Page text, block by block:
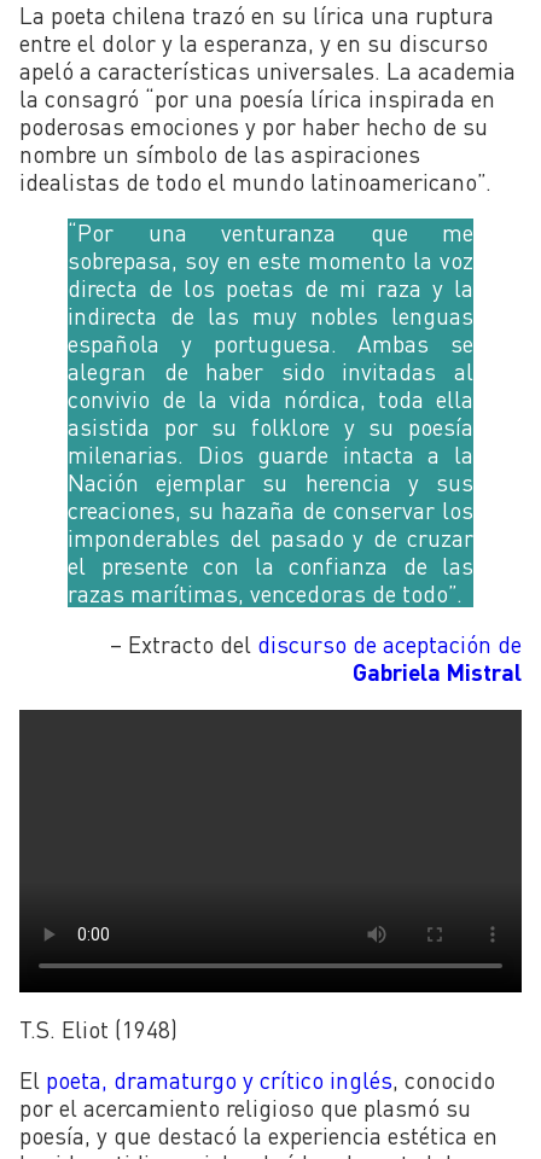
La poeta chilena trazó en su lírica una ruptura
entre el dolor y la esperanza, y en su discurso
apeló a características universales. La academia
la consagró “por una poesía lírica inspirada en
poderosas emociones y por haber hecho de su
nombre un símbolo de las aspiraciones
idealistas de todo el mundo latinoamericano”.
“Por una venturanza que me
sobrepasa, soy en este momento la voz
directa de los poetas de mi raza y la
indirecta de las muy nobles lenguas
española y portuguesa. Ambas se
alegran de haber sido invitadas al
convivio de la vida nórdica, toda ella
asistida por su folklore y su poesía
milenarias. Dios guarde intacta a la
Nación ejemplar su herencia y sus
creaciones, su hazaña de conservar los
imponderables del pasado y de cruzar
el presente con la confianza de las
razas marítimas, vencedoras de todo”.
– Extracto del discurso de aceptación de
Gabriela Mistral
T.S. Eliot (1948)
El poeta, dramaturgo y crítico inglés, conocido
por el acercamiento religioso que plasmó su
poesía, y que destacó la experiencia estética en